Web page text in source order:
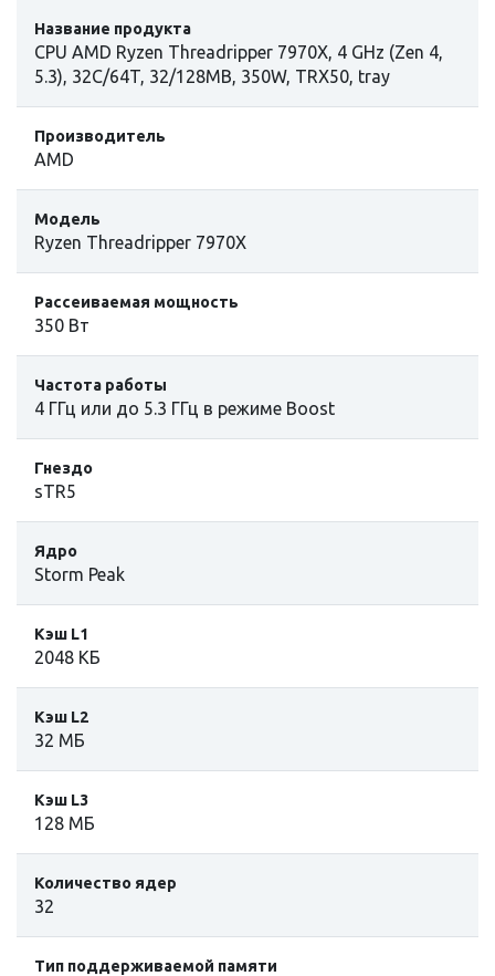
Название продукта
CPU AMD Ryzen Threadripper 7970X, 4 GHz (Zen 4,
5.3), 32C/64T, 32/128MB, 350W, TRX50, tray
Производитель
AMD
Модель
Ryzen Threadripper 7970X
Рассеиваемая мощность
350 Вт
Частота работы
4 ГГц или до 5.3 ГГц в режиме Boost
Гнездо
sTR5
Ядро
Storm Peak
Кэш L1
2048 КБ
Кэш L2
32 МБ
Кэш L3
128 МБ
Количество ядер
32
Тип поддерживаемой памяти